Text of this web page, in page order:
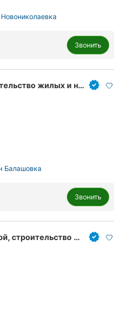
Звонить
Спецмонтаж-98, строительство жилых и нежилых зданий
Балашовка
Звонить
Кировоград-тепло-строй, строительство жилых и нежилых зданий